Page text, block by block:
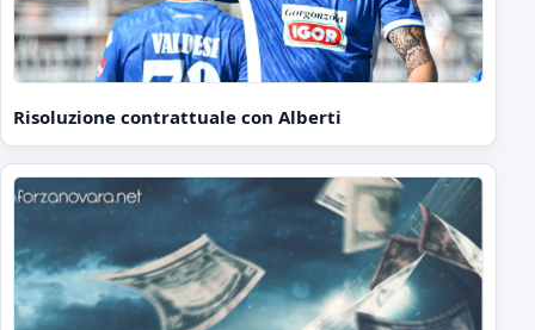
Risoluzione contrattuale con Alberti